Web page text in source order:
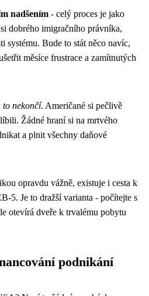
nadšením - celý proces je jako
dobrého imigračního právníka,
systému. Bude to stát něco navíc,
měsíce frustrace a zamítnutých
to nekončí. Američané si pečlivě
Žádné hraní si na mrtvého
a plnit všechny daňové
opravdu vážně, existuje i cesta k
5. Je to dražší varianta - počítejte s
otevírá dveře k trvalému pobytu
podnikání